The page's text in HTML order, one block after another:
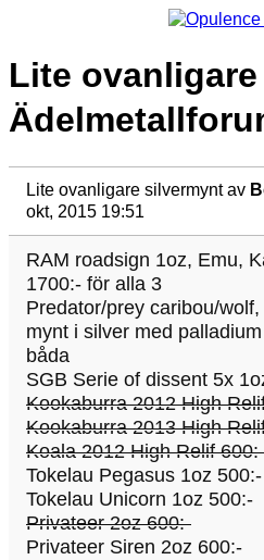
Lite
Lite ovanligare silvermyntav
okt, 2015 19:51
RAM roadsign 1oz, Emu,
1700:- för alla 3
Predator/prey caribou/
mynt i silver med
båda
SGB Serie of dissent 5x
Kookaburra 2012 High
Kookaburra 2013 High
Koala 2012 High Relif 600:-
Tokelau Pegasus 1oz 500:-
Tokelau Unicorn 1oz 500:-
Privateer 2oz 600:-
Privateer Siren 2oz 600:-